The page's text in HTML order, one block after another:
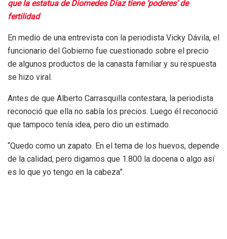
que la estatua de Diomedes Díaz tiene ‘poderes’ de
fertilidad
En medio de una entrevista con la periodista Vicky Dávila, el
funcionario del Gobierno fue cuestionado sobre el precio
de algunos productos de la canasta familiar y su respuesta
se hizo viral.
Antes de que Alberto Carrasquilla contestara, la periodista
reconoció que ella no sabía los precios. Luego él reconoció
que tampoco tenía idea, pero dio un estimado.
“Quedo como un zapato. En el tema de los huevos, depende
de la calidad, pero digamos que 1.800 la docena o algo así
es lo que yo tengo en la cabeza”.